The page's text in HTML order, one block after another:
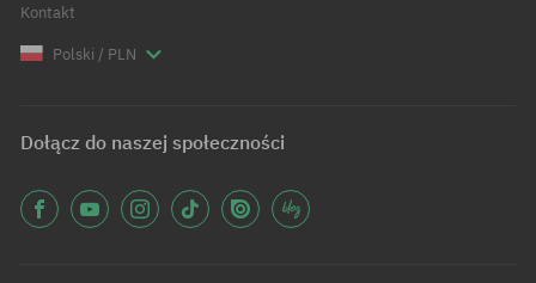
Kontakt
Polski / PLN
Dołącz do naszej społeczności